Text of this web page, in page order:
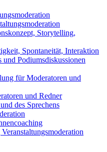
Storytelling,
Spontaneität, Interaktion
Podiumsdiskussionen
für Moderatoren und
und Redner
des Sprechens